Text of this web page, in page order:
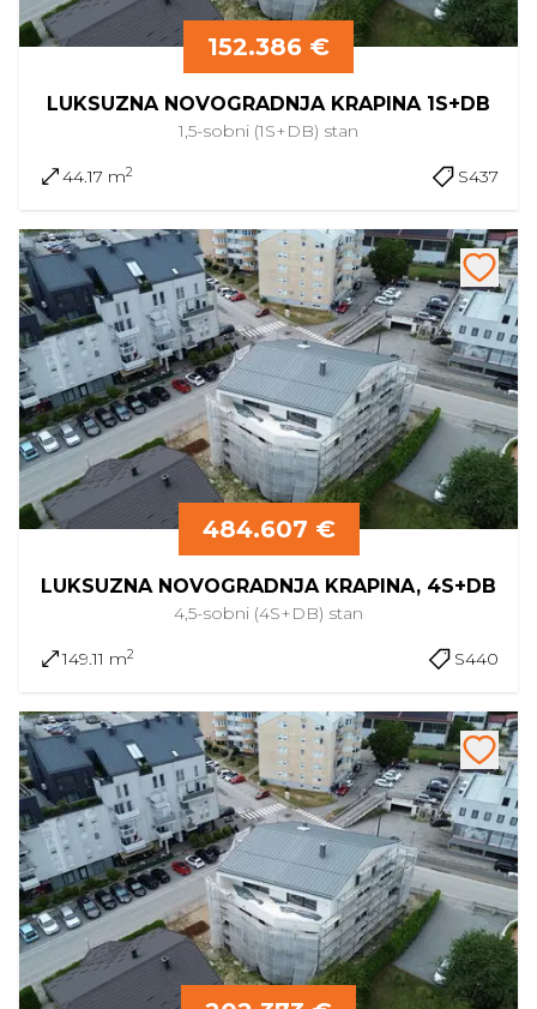
152.386 €
LUKSUZNA NOVOGRADNJA KRAPINA 1S+DB
1,5-sobni (1S+DB) stan
44.17 m2 S437
484.607 €
LUKSUZNA NOVOGRADNJA KRAPINA, 4S+DB
4,5-sobni (4S+DB) stan
149.11 m2 S440